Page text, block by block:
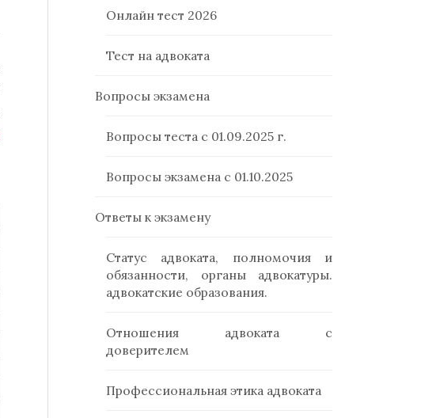
Онлайн тест 2026
Тест на адвоката
Вопросы экзамена
Вопросы теста с 01.09.2025 г.
Вопросы экзамена с 01.10.2025
Ответы к экзамену
Статус адвоката, полномочия и
обязанности, органы адвокатуры.
адвокатские образования.
Отношения адвоката с
доверителем
Профессиональная этика адвоката